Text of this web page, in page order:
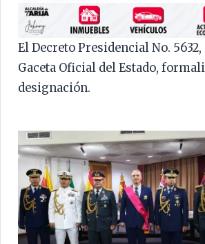
El Decreto Presidencial No.
Gaceta Oficial del Estado,
designación.